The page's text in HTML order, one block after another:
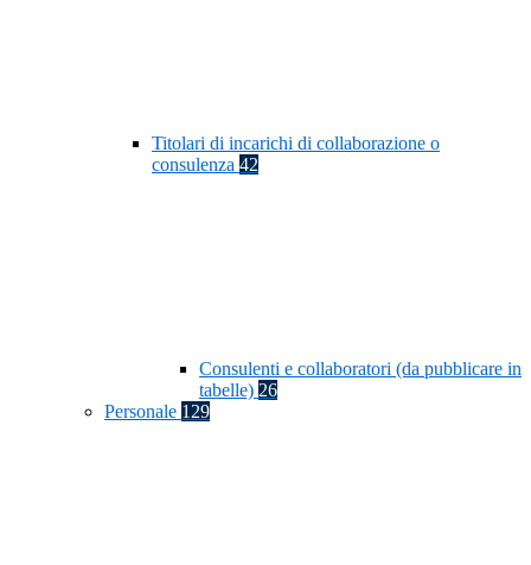
Titolari di incarichi di collaborazione o
consulenza 42
Consulenti e collaboratori (da pubblicare in
tabelle) 26
Personale 129